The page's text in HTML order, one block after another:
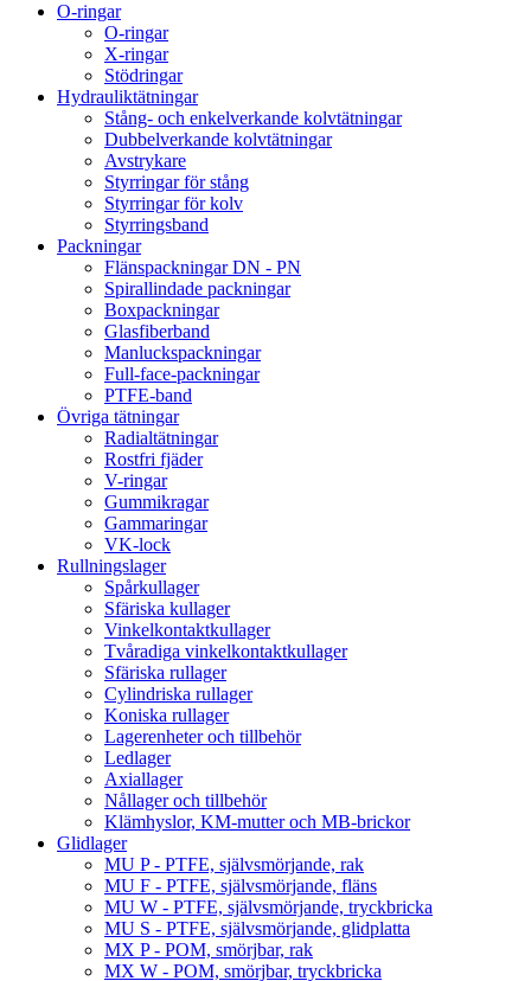
O-ringar
O-ringar
X-ringar
Stödringar
Hydrauliktätningar
Stång- och enkelverkande kolvtätningar
Dubbelverkande kolvtätningar
Avstrykare
Styrringar för stång
Styrringar för kolv
Styrringsband
Packningar
Flänspackningar DN - PN
Spirallindade packningar
Boxpackningar
Glasfiberband
Manluckspackningar
Full-face-packningar
PTFE-band
Övriga tätningar
Radialtätningar
Rostfri fjäder
V-ringar
Gummikragar
Gammaringar
VK-lock
Rullningslager
Spårkullager
Sfäriska kullager
Vinkelkontaktkullager
Tvåradiga vinkelkontaktkullager
Sfäriska rullager
Cylindriska rullager
Koniska rullager
Lagerenheter och tillbehör
Ledlager
Axiallager
Nållager och tillbehör
Klämhyslor, KM-mutter och MB-brickor
Glidlager
MU P - PTFE, självsmörjande, rak
MU F - PTFE, självsmörjande, fläns
MU W - PTFE, självsmörjande, tryckbricka
MU S - PTFE, självsmörjande, glidplatta
MX P - POM, smörjbar, rak
MX W - POM, smörjbar, tryckbricka